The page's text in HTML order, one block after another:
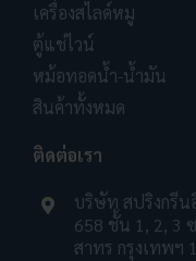
เครื่องสไลด์หมู
ตู้แช่ไวน์
หม้อทอดน้ำ-น้ำมัน
สินค้าทั้งหมด
ติดต่อเรา
บริษัท สปริงกรีน
658 ชั้น 1, 2, 3
สาทร กรุงเทพฯ